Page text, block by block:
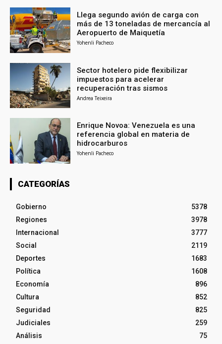
Llega segundo avión de carga con
más de 13 toneladas de mercancía al
Aeropuerto de Maiquetía
Yohenli Pacheco
Sector hotelero pide flexibilizar
impuestos para acelerar
recuperación tras sismos
Andrea Teixeira
Enrique Novoa: Venezuela es una
referencia global en materia de
hidrocarburos
Yohenli Pacheco
CATEGORÍAS
Gobierno
5378
Regiones
3978
Internacional
3777
Social
2119
Deportes
1683
Política
1608
Economía
896
Cultura
852
Seguridad
825
Judiciales
259
Análisis
75